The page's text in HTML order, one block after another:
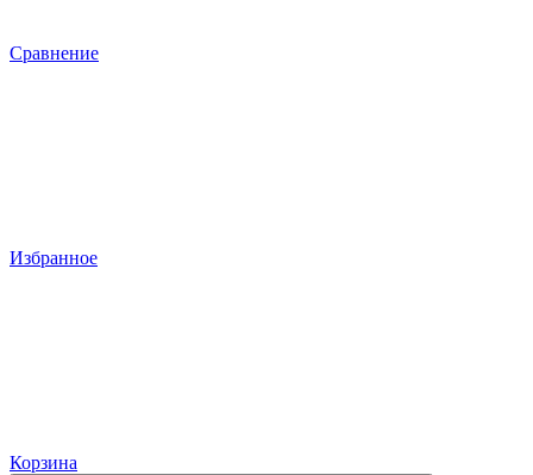
Сравнение
Избранное
Корзина